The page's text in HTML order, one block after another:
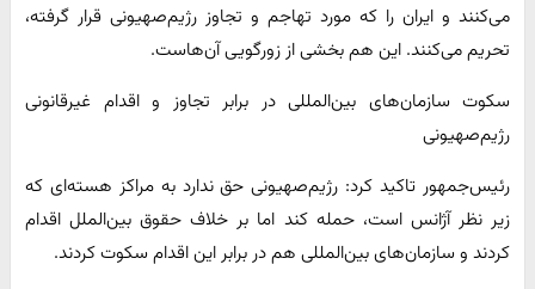
می‌کنند و ایران را که مورد تهاجم و تجاوز رژیم‌صهیونی قرار گرفته،
تحریم می‌کنند. این هم بخشی از زورگویی آن‌هاست.
سکوت سازمان‌های بین‌المللی در برابر تجاوز و اقدام غیرقانونی
رژیم‌صهیونی
رئیس‌جمهور تاکید کرد: رژیم‌صهیونی حق ندارد به مراکز هسته‌ای که
زیر نظر آژانس است، حمله کند اما بر خلاف حقوق بین‌الملل اقدام
کردند و سازمان‌های بین‌المللی هم در برابر این اقدام سکوت کردند.